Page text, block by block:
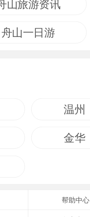
山旅游资讯
舟山一日游
温州
金华
帮助中心